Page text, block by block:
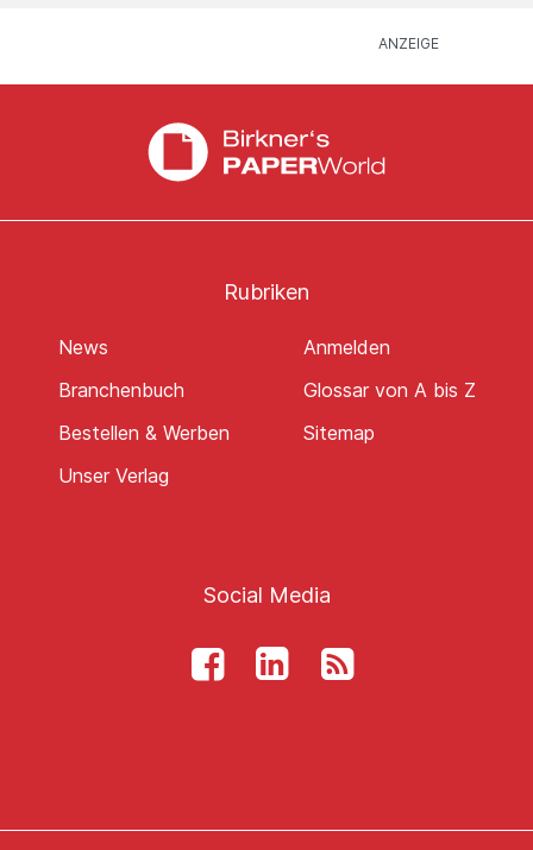
Rubriken
News
Branchenbuch
Bestellen & Werben
Unser Verlag
Anmelden
Glossar von A bis Z
Sitemap
Social Media